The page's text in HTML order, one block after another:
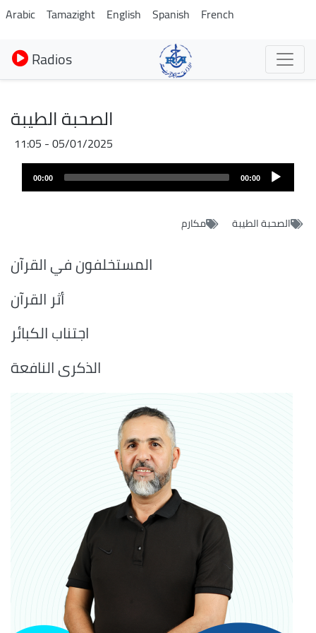
Aller
au
contenu
principal
Arabic Tamazight English Spanish French
Radios
الصحبة الطيبة
05/01/2025 - 11:05
00:00
00:00
الصحبة الطيبة مكارم
المستخلفون في القرآن
أثر القرآن
اجتناب الكبائر
الذكرى النافعة